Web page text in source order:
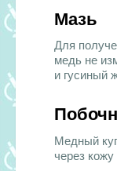
Мазь
Для
медь не
и гусиный
Медный
через